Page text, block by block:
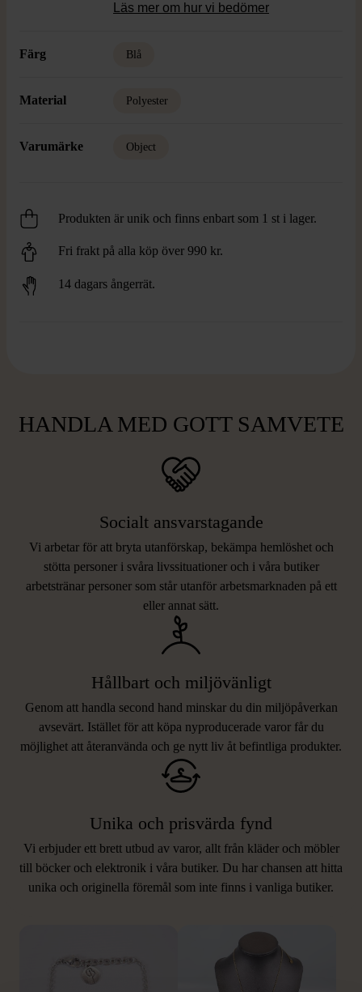
Läs mer om hur vi bedömer
Färg Blå
Material Polyester
Varumärke Object
Produkten är unik och finns enbart som 1 st i lager.
Fri frakt på alla köp över 990 kr.
14 dagars ångerrät.
HANDLA MED GOTT SAMVETE
Socialt ansvarstagande
Vi arbetar för att bryta utanförskap, bekämpa hemlöshet och
stötta personer i svåra livssituationer och i våra butiker
arbetstränar personer som står utanför arbetsmarknaden på ett
eller annat sätt.
Hållbart och miljövänligt
Genom att handla second hand minskar du din miljöpåverkan
avsevärt. Istället för att köpa nyproducerade varor får du
möjlighet att återanvända och ge nytt liv åt befintliga produkter.
Unika och prisvärda fynd
Vi erbjuder ett brett utbud av varor, allt från kläder och möbler
till böcker och elektronik i våra butiker. Du har chansen att hitta
unika och originella föremål som inte finns i vanliga butiker.
LIKNANDE PRODUKTER
Hitta produkter som påminner om denna